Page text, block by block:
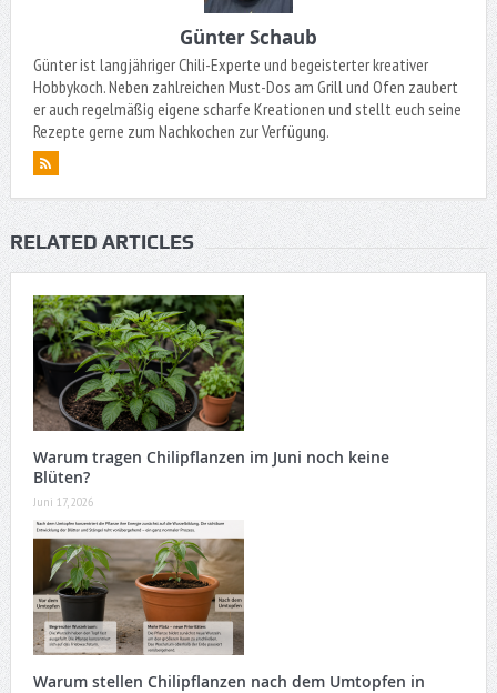
Günter Schaub
Günter ist langjähriger Chili-Experte und begeisterter kreativer
Hobbykoch. Neben zahlreichen Must-Dos am Grill und Ofen zaubert
er auch regelmäßig eigene scharfe Kreationen und stellt euch seine
Rezepte gerne zum Nachkochen zur Verfügung.
RELATED ARTICLES
Warum tragen Chilipflanzen im Juni noch keine
Blüten?
Juni 17, 2026
Warum stellen Chilipflanzen nach dem Umtopfen in